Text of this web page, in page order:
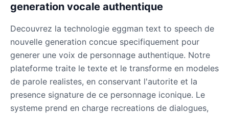
generation vocale authentique
Decouvrez la technologie eggman text to speech de
nouvelle generation concue specifiquement pour
generer une voix de personnage authentique. Notre
plateforme traite le texte et le transforme en modeles
de parole realistes, en conservant l'autorite et la
presence signature de ce personnage iconique. Le
systeme prend en charge recreations de dialogues,